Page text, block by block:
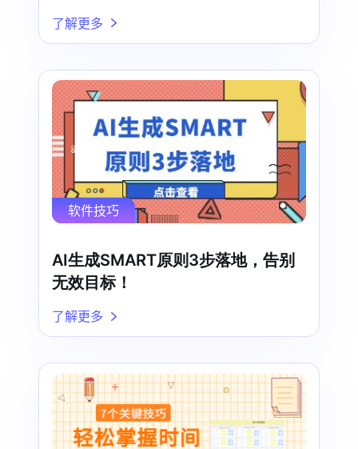
了解更多
软件技巧
AI生成SMART原则3步落地，告别
无效目标！
了解更多